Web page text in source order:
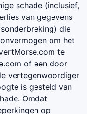
schade (inclusief,
van gegevens
die
om het
te
of een door
vertegenwoordiger
is gesteld van
Omdat
op